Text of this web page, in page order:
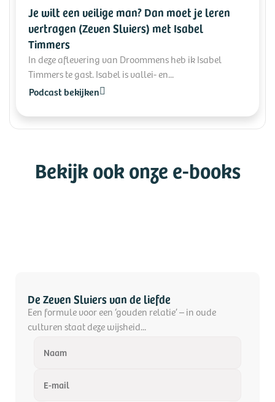
Je wilt een veilige man? Dan moet je leren
vertragen (Zeven Sluiers) met Isabel
Timmers
In deze aflevering van Droommens heb ik Isabel
Timmers te gast. Isabel is vallei- en...
Podcast bekijken
Bekijk ook onze e-books
De Zeven Sluiers van de liefde
Een formule voor een ‘gouden relatie’ – in oude
culturen staat deze wijsheid...